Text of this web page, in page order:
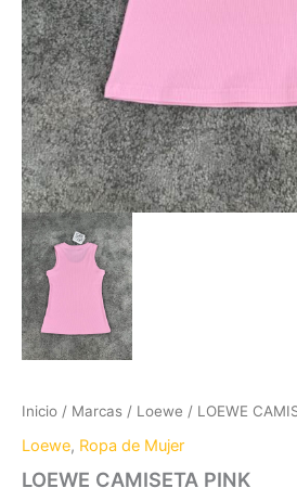
Inicio / Marcas / Loewe / LOEWE
Loewe, Ropa de Mujer
LOEWE CAMISETA PINK